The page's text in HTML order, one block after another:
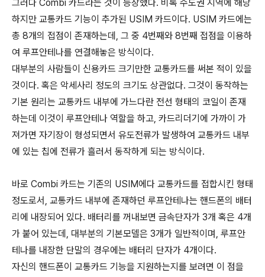
그러다 Combi 카드라는 것이 등장했다. 비록 수도권 지역에 해당
하지만 교통카드 기능이 추가된 USIM 카드이다. USIM 카드에는
총 8개의 접점이 존재하는데, 그 중 4번째와 8번째 접점을 이용하
여 루프안테나를 연결해놓은 방식이다.
대부분의 사람들이 신용카드 크기만한 교통카드를 써본 적이 있을
것이다. 혹은 악세사리 정도의 크기도 상관없다. 그것이 동작하는
기본 원리는 교통카드 내부에 가느다란 전선 형태의 코일이 존재
하는데 이것이 루프안테나 역할을 하고, 카드리더기에 가까이 가
져가면 자기장이 형성되면서 유도전류가 발생하여 교통카드 내부
에 있는 칩에 전류가 흘러서 동작하게 되는 방식이다.
바로 Combi 카드는 기존의 USIM에다 교통카드를 접합시킨 형태
정도로서, 교통카드 내부에 존재하던 루프안테나는 핸드폰의 배터
리에 내장되어 있다. 배터리를 꺼내보면 금속단자가 3개 혹은 4개
가 붙어 있는데, 대부분의 기본모델은 3개가 일반적이며, 루프안
테나를 내장한 단말의 경우에는 배터리 단자가 4개이다.
자신의 핸드폰이 교통카드 기능을 지원하는지를 보려면 이 점을